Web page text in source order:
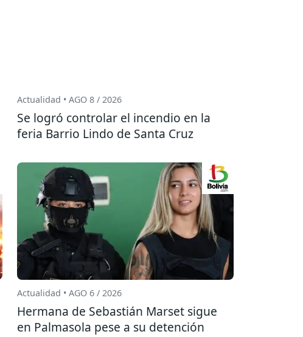
Actualidad • AGO 8 / 2026
Se logró controlar el incendio en la
feria Barrio Lindo de Santa Cruz
Actualidad • AGO 6 / 2026
Hermana de Sebastián Marset sigue
en Palmasola pese a su detención